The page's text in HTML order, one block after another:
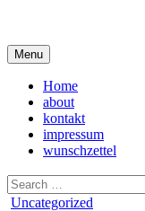
content
Menu
Home
about
kontakt
impressum
wunschzettel
Search
for:
Posted
Uncategorized